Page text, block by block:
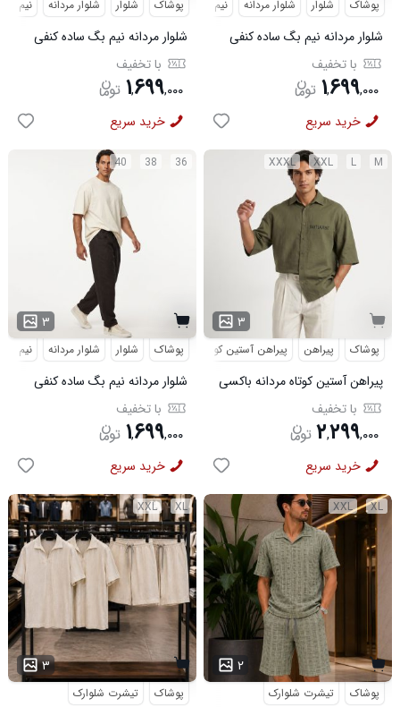
پوشاک شلوار شلوار مردانه نیم بگ
شلوار مردانه نیم بگ ساده کنفی
سفید مدل 50997
با تخفیف
۱,۶۹۹,۰۰۰
خرید سریع
پوشاک شلوار شلوار مردانه نیم بگ
شلوار مردانه نیم بگ ساده کنفی
سرمه ای مدل 50998
با تخفیف
۱,۶۹۹,۰۰۰
خرید سریع
36
38
40
۳
پوشاک شلوار شلوار مردانه نیم بگ
شلوار مردانه نیم بگ ساده کنفی
قهوه ای مدل 50999
با تخفیف
۱,۶۹۹,۰۰۰
خرید سریع
M
L
XXL
XXXL
۳
پوشاک پیراهن پیراهن آستین کوتاه طرحدار
پیراهن آستین کوتاه مردانه باکسی
طرحدار لینن سبز مدل 50971
با تخفیف
۲,۲۹۹,۰۰۰
خرید سریع
XL
XXL
۳
پوشاک تیشرت شلوارک
XL
XXL
۲
پوشاک تیشرت شلوارک